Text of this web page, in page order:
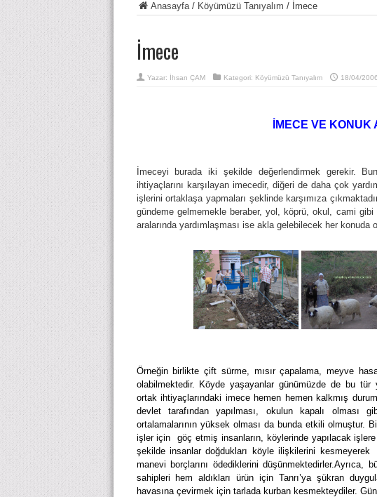
Anasayfa/ Köyümüzü Tanıyalım / İmece
İmece
Yazar: İhsan ÇAM Kategori: Köyümüzü Tanıyalım 18/04/2006
İMECE VE KONUK
İmeceyi burada iki şekilde değerlendirmek gerekir.
ihtiyaçlarını karşılayan imecedir, diğeri de daha çok
işlerini ortaklaşa yapmaları şeklinde karşımıza
gündeme gelmemekle beraber, yol, köprü, okul, cami
aralarında yardımlaşması ise akla gelebilecek her konuda
Örneğin birlikte çift sürme, mısır çapalama, meyve
olabilmektedir. Köyde yaşayanlar günümüzde de bu tür
ortak ihtiyaçlarındaki imece hemen hemen kalkmış
devlet tarafından yapılması, okulun kapalı olması
ortalamalarının yüksek olması da bunda etkili olmuştur.
işler için
göç etmiş insanların, köylerinde yapılacak
şekilde insanlar doğdukları köyle ilişkilerini kesmeyerek
manevi borçlarını ödediklerini düşünmektedirler.Ayrıca,
sahipleri hem aldıkları ürün için Tanrı’ya şükran
havasına çevirmek için tarlada kurban kesmekteydiler.